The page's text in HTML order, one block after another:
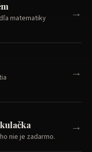
matematiky
→
→
nie je zadarmo.
→